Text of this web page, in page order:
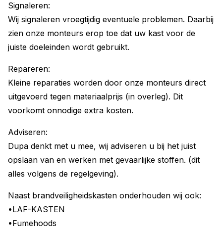
Signaleren:
Wij signaleren vroegtijdig eventuele problemen. Daarbij
zien onze monteurs erop toe dat uw kast voor de
juiste doeleinden wordt gebruikt.
Repareren:
Kleine reparaties worden door onze monteurs direct
uitgevoerd tegen materiaalprijs (in overleg). Dit
voorkomt onnodige extra kosten.
Adviseren:
Dupa denkt met u mee, wij adviseren u bij het juist
opslaan van en werken met gevaarlijke stoffen. (dit
alles volgens de regelgeving).
Naast brandveiligheidskasten onderhouden wij ook:
•LAF-KASTEN
•Fumehoods